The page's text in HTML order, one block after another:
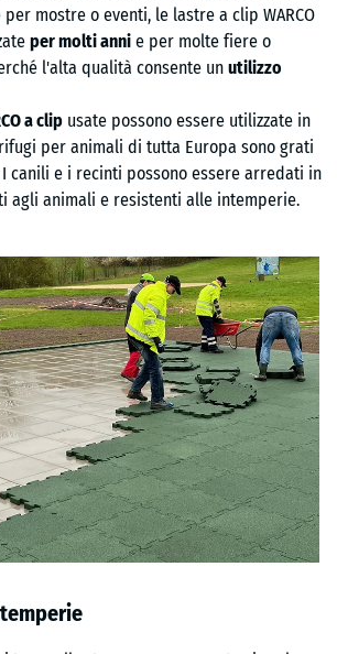
mostre o eventi, le lastre a clip WARCO
per molti anni e per molte fiere o
l'alta qualità consente un utilizzo
a clip usate possono essere utilizzate in
per animali di tutta Europa sono grati
canili e i recinti possono essere arredati in
agli animali e resistenti alle intemperie.